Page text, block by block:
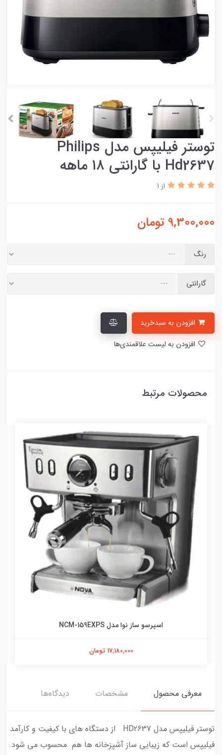
توستر فیلیپس مدل Philips
Hd2637 با گارانتی ۱۸ ماهه
از 1
9,300,000 تومان
رنگ
گارانتی
محصولات مرتبط
اسپرسو ساز نوا مدل NCM-159EXPS
17,180,000 تومان
معرفی محصول مشخصات دیدگاه‌ها
توستر فیلیپس مدل HD2637 از دستگاه های با کیفیت و کارآمد
فیلیپس است که زیبایی ساز آشپزخانه ها هم محسوب می شود.